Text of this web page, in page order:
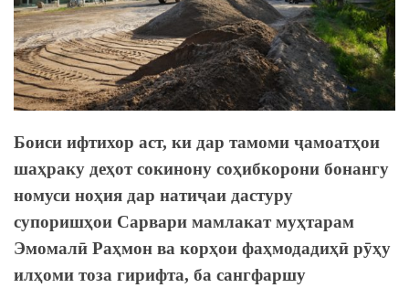
Боиси ифтихор аст, ки дар тамоми ҷамоатҳои
шаҳраку деҳот сокинону соҳибкорони бонангу
номуси ноҳия дар натиҷаи дастуру
супоришҳои Сарвари мамлакат муҳтарам
Эмомалӣ Раҳмон ва корҳои фаҳмодадиҳӣ рӯҳу
илҳоми тоза гирифта, ба сангфаршу